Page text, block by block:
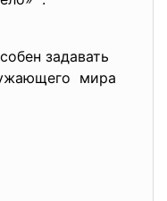
задавать
мира